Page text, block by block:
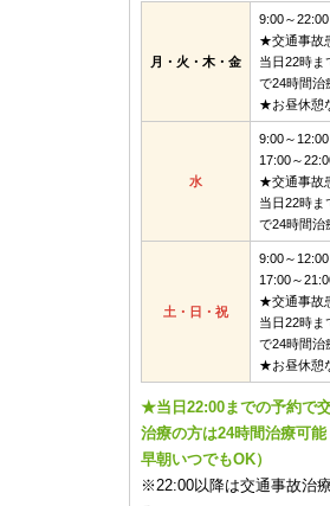
月・火・木・金
9:00～22:00
★交通事故
当日22時ま
で24時間治
★お昼休憩
水
9:00～12:00
17:00～
★交通事故
当日22時ま
で24時間治
土・日・祝
9:00～12:00
17:00～
★交通事故
当日22時ま
で24時間治
★お昼休憩
★当日22:00までの予約で
治療の方は24時間治療可能
早朝いつでもOK）
※22:00以降は交通事故治